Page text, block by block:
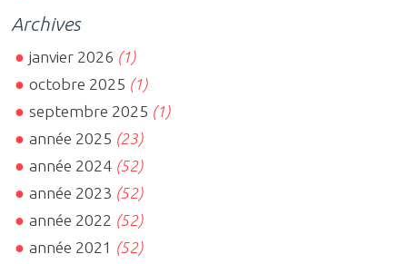
Archives
janvier 2026 (1)
octobre 2025 (1)
septembre 2025 (1)
année 2025 (23)
année 2024 (52)
année 2023 (52)
année 2022 (52)
année 2021 (52)